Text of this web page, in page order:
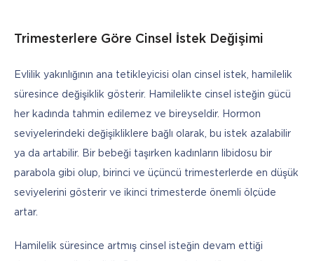
Trimesterlere Göre Cinsel İstek Değişimi
Evlilik yakınlığının ana tetikleyicisi olan cinsel istek, hamilelik
süresince değişiklik gösterir. Hamilelikte cinsel isteğin gücü
her kadında tahmin edilemez ve bireyseldir. Hormon
seviyelerindeki değişikliklere bağlı olarak, bu istek azalabilir
ya da artabilir. Bir bebeği taşırken kadınların libidosu bir
parabola gibi olup, birinci ve üçüncü trimesterlerde en düşük
seviyelerini gösterir ve ikinci trimesterde önemli ölçüde
artar.
Hamilelik süresince artmış cinsel isteğin devam ettiği